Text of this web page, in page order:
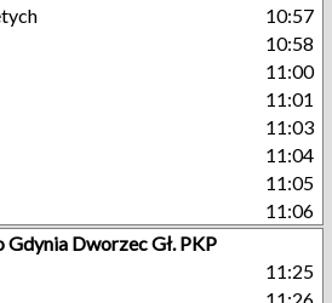
10:57
10:58
11:00
11:01
11:03
11:04
11:05
11:06
Gdynia Dworzec Gł. PKP
11:25